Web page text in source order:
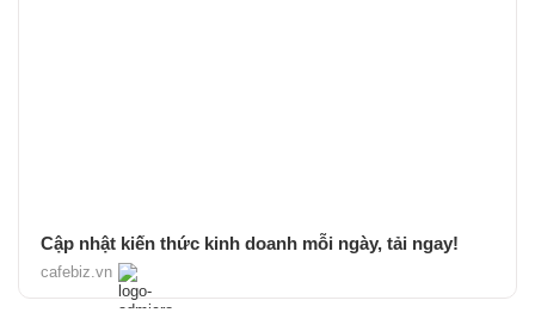
Cập nhật kiến thức kinh doanh mỗi ngày, tải ngay!
cafebiz.vn